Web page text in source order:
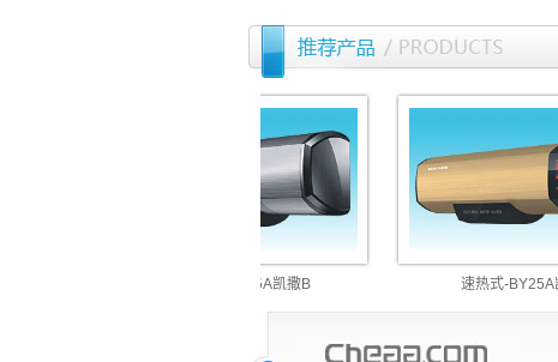
速热式-BY25A凯撒B 速热式-BY25A